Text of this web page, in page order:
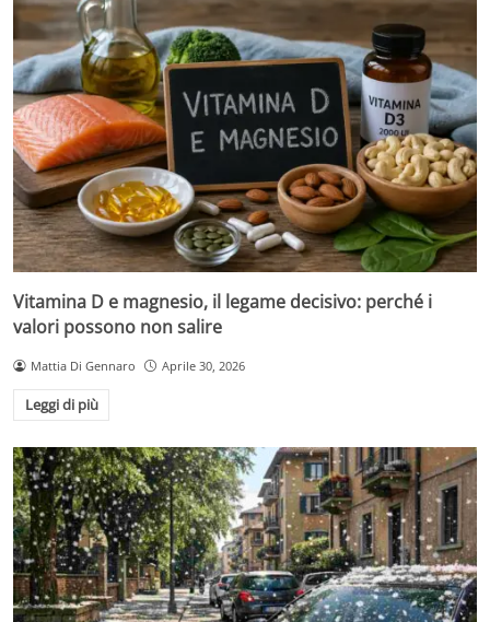
Vitamina D e magnesio, il legame decisivo: perché i
valori possono non salire
Mattia Di Gennaro Aprile 30, 2026
Leggi di più